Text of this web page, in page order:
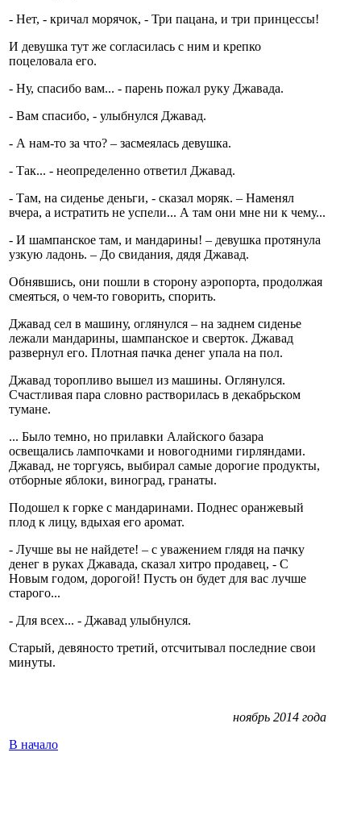
- Нет, - кричал морячок, - Три пацана, и три принцессы!
И девушка тут же согласилась с ним и крепко
поцеловала его.
- Ну, спасибо вам... - парень пожал руку Джавада.
- Вам спасибо, - улыбнулся Джавад.
- А нам-то за что? – засмеялась девушка.
- Так... - неопределенно ответил Джавад.
- Там, на сиденье деньги, - сказал моряк. – Наменял
вчера, а истратить не успели... А там они мне ни к чему...
- И шампанское там, и мандарины! – девушка протянула
узкую ладонь. – До свидания, дядя Джавад.
Обнявшись, они пошли в сторону аэропорта, продолжая
смеяться, о чем-то говорить, спорить.
Джавад сел в машину, оглянулся – на заднем сиденье
лежали мандарины, шампанское и сверток. Джавад
развернул его. Плотная пачка денег упала на пол.
Джавад торопливо вышел из машины. Оглянулся.
Счастливая пара словно растворилась в декабрьском
тумане.
... Было темно, но прилавки Алайского базара
освещались лампочками и новогодними гирляндами.
Джавад, не торгуясь, выбирал самые дорогие продукты,
отборные яблоки, виноград, гранаты.
Подошел к горке с мандаринами. Поднес оранжевый
плод к лицу, вдыхая его аромат.
- Лучше вы не найдете! – с уважением глядя на пачку
денег в руках Джавада, сказал хитро продавец, - С
Новым годом, дорогой! Пусть он будет для вас лучше
старого...
- Для всех... - Джавад улыбнулся.
Старый, девяносто третий, отсчитывал последние свои
минуты.
ноябрь 2014 года
В начало